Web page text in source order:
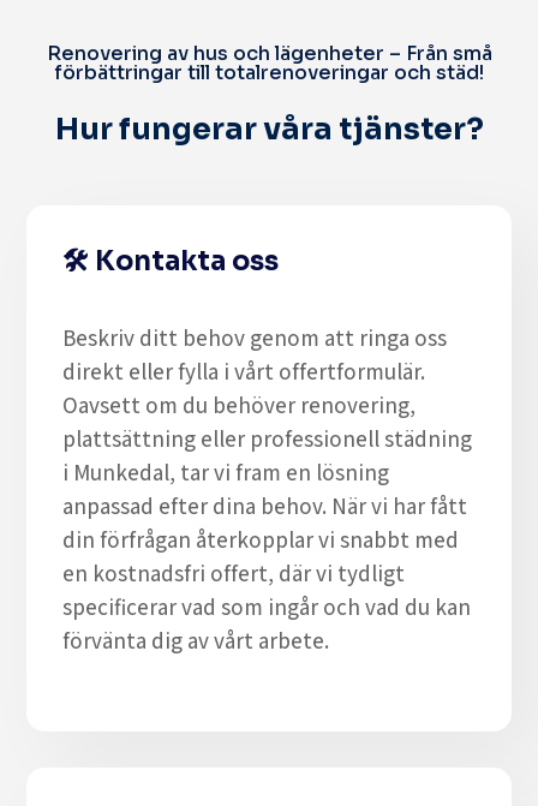
Renovering av hus och lägenheter – Från små
förbättringar till totalrenoveringar och städ!
Hur fungerar våra tjänster?
🛠️ Kontakta oss
Beskriv ditt behov genom att ringa oss
direkt eller fylla i vårt offertformulär.
Oavsett om du behöver renovering,
plattsättning eller professionell städning
i Munkedal, tar vi fram en lösning
anpassad efter dina behov. När vi har fått
din förfrågan återkopplar vi snabbt med
en kostnadsfri offert, där vi tydligt
specificerar vad som ingår och vad du kan
förvänta dig av vårt arbete.